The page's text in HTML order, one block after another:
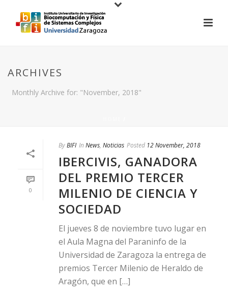
ARCHIVES
Monthly Archive for: "November, 2018"
0
ByBIFI In News, Noticias Posted 12 November, 2018
IBERCIVIS, GANADORA
DEL PREMIO TERCER
MILENIO DE CIENCIA Y
SOCIEDAD
El jueves 8 de noviembre tuvo lugar en
el Aula Magna del Paraninfo de la
Universidad de Zaragoza la entrega de
premios Tercer Milenio de Heraldo de
Aragón, que en […]